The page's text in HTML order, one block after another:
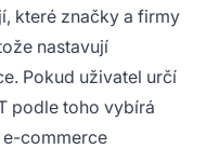
které značky a firmy
nastavují
Pokud uživatel určí
podle toho vybírá
commerce